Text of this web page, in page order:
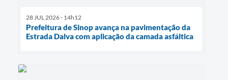
28 JUL 2026 - 14h12
Prefeitura de Sinop avança na pavimentação da
Estrada Dalva com aplicação da camada asfáltica